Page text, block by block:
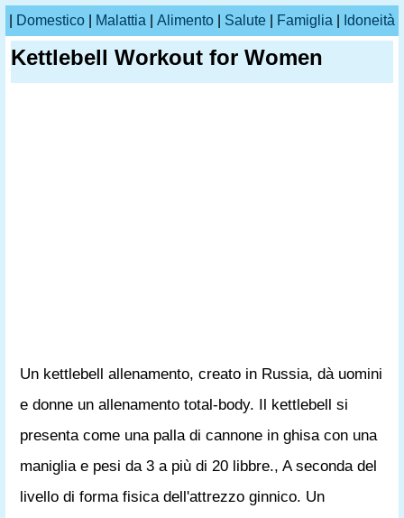
Domestico Malattia Alimento Salute Famiglia Idoneità
Kettlebell Workout for Women
Un kettlebell allenamento, creato in Russia, dà uomini
e donne un allenamento total-body. Il kettlebell si
presenta come una palla di cannone in ghisa con una
maniglia e pesi da 3 a più di 20 libbre., A seconda del
livello di forma fisica dell'attrezzo ginnico. Un